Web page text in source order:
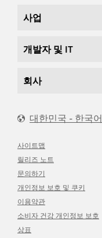
사업
개발자 및 IT
회사
대한민국 - 한국어
사이트맵
릴리즈 노트
문의하기
개인정보 보호 및 쿠키
이용약관
소비자 건강 개인정보 보호
상표